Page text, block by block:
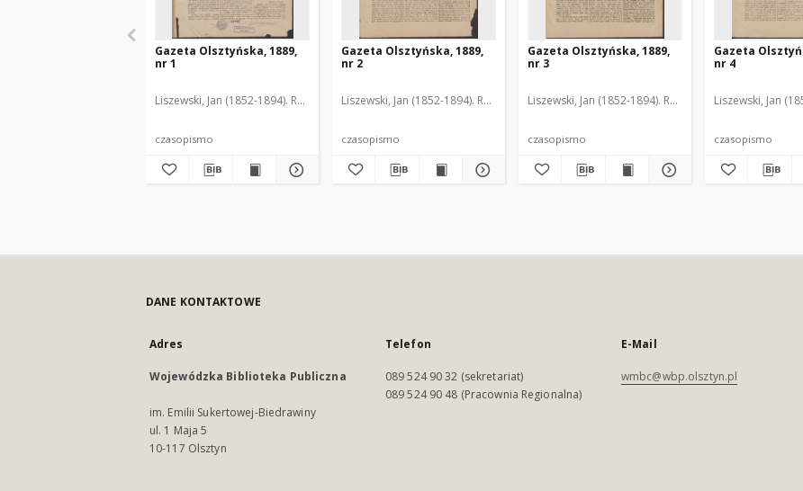
Gazeta Olsztyńska, 1889,
nr 1
Liszewski, Jan (1852-1894). Red.
czasopismo
Gazeta Olsztyńska, 1889,
nr 2
Liszewski, Jan (1852-1894). Red.
czasopismo
Gazeta Olsztyńska, 1889,
nr 3
Liszewski, Jan (1852-1894). Red.
czasopismo
Gazeta
nr 4
Liszewski, Jan
czasopismo
DANE KONTAKTOWE
Adres
Wojewódzka Biblioteka Publiczna
im. Emilii Sukertowej-Biedrawiny
ul. 1 Maja 5
10-117 Olsztyn
Telefon
089 524 90 32 (sekretariat)
089 524 90 48 (Pracownia Regionalna)
E-Mail
wmbc@wbp.olsztyn.pl